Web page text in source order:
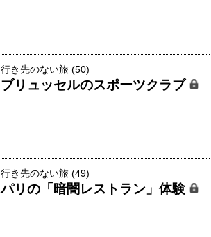
行き先のない旅 (50)
ブリュッセルのスポーツクラブ
行き先のない旅 (49)
パリの「暗闇レストラン」体験